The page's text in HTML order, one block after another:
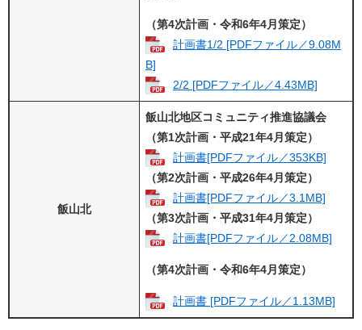
（第4次計画・令和6年4月策定）
計画書1/2 [PDFファイル／9.08M
B]
2/2 [PDFファイル／4.43MB]
飯山北
飯山北地区コミュニティ推進協議会
（第1次計画・平成21年4月策定）
計画書[PDFファイル／353KB]
（第2次計画・平成26年4月策定）
計画書[PDFファイル／3.1MB]
（第3次計画・平成31年4月策定）
計画書[PDFファイル／2.08MB]
（第4次計画・令和6年4月策定）
計画書 [PDFファイル／1.13MB]